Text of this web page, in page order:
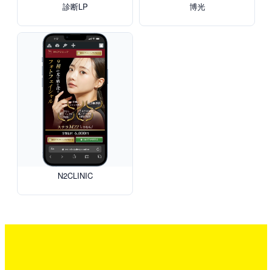
診断LP 博光
N2CLINIC